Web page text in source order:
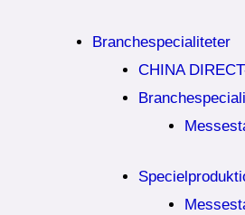
Branchespecialiteter
CHINA